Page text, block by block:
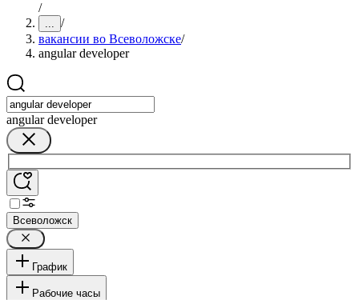
/
... /
вакансии во Всеволожске/
angular developer
angular developer
Всеволожск
График
Рабочие часы